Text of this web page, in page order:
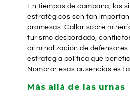
En tiempos de campaña, los
estratégicos son tan
promesas. Callar sobre
turismo desbordado,
criminalización de defensores
estrategia política que
Nombrar esas ausencias es
Más allá de las urnas